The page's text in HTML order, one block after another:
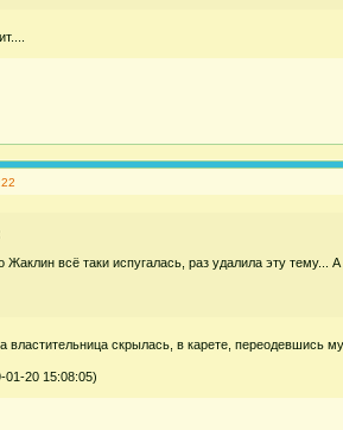
Жаклин всё таки испугалась, раз удалила эту тему...
властительница скрылась, в карете, переодевшись
01-20 15:08:05)